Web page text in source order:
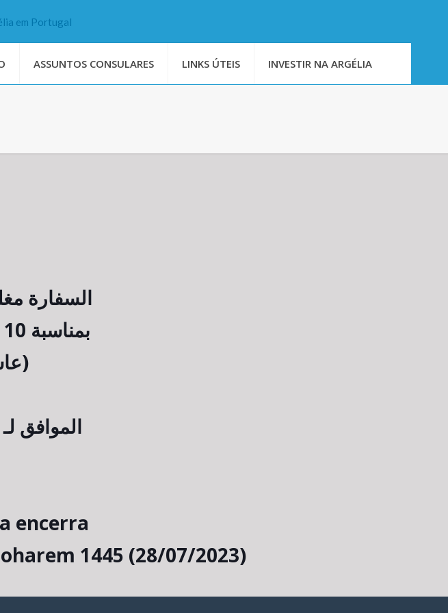
ASSUNTOS CONSULARES LINKS ÚTEIS INVESTIR NA ARGÉLIA
السفارة
بمناسبة 10
(عاشوراء)
الموافق لـ 28/07/2023
encerra
1445 (28/07/2023)